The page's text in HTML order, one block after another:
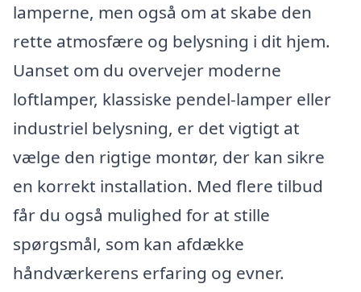
lamperne, men også om at skabe den
rette atmosfære og belysning i dit hjem.
Uanset om du overvejer moderne
loftlamper, klassiske pendel-lamper eller
industriel belysning, er det vigtigt at
vælge den rigtige montør, der kan sikre
en korrekt installation. Med flere tilbud
får du også mulighed for at stille
spørgsmål, som kan afdække
håndværkerens erfaring og evner.